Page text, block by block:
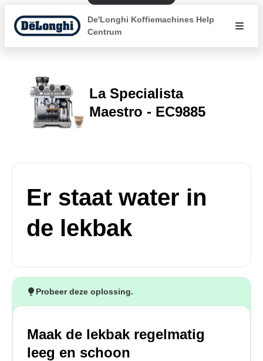
De'Longhi Koffiemachines Help
Centrum
La Specialista
Maestro - EC9885
Er staat water in
de lekbak
Probeer deze oplossing.
Maak de lekbak regelmatig
leeg en schoon